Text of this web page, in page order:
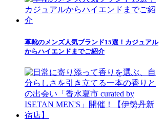
革靴のメンズ人気ブランド15選！カジュアル
からハイエンドまでご紹介